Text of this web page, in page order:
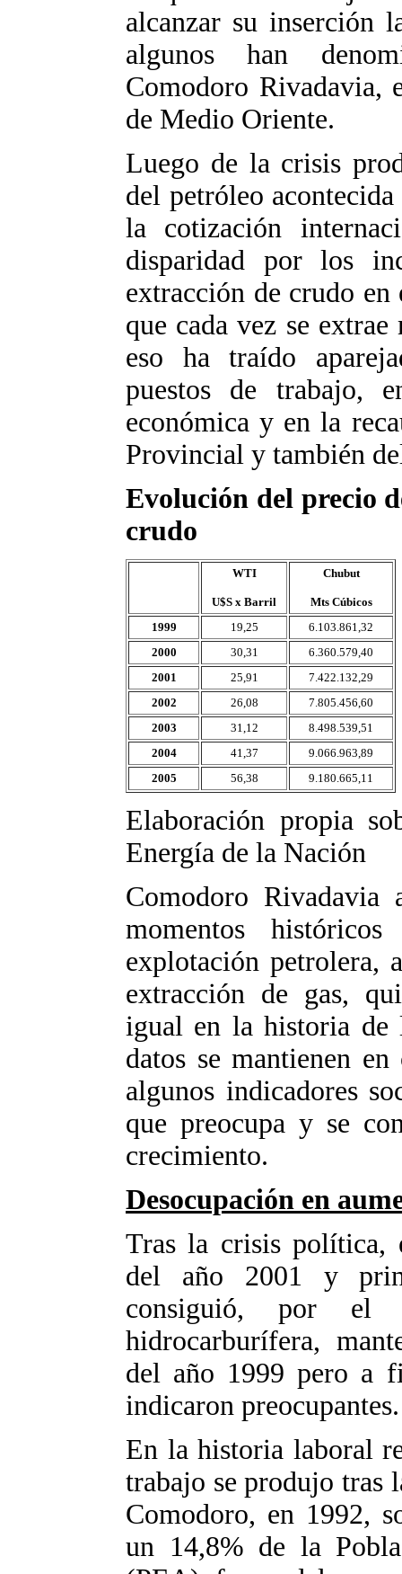
alcanzar su inserción
algunos han
Comodoro Rivadavia,
de Medio Oriente.
Luego de la crisis
del petróleo
la cotización
disparidad por los
extracción de crudo
que cada vez se
eso ha traído
puestos de trabajo,
económica y en la
Provincial y también
Evolución del precio
crudo
WTI
U$S x Barril
Chubut
Mts Cúbicos
1999
19,25
6.103.861,32
2000
30,31
6.360.579,40
2001
25,91
7.422.132,29
2002
26,08
7.805.456,60
2003
31,12
8.498.539,51
2004
41,37
9.066.963,89
2005
56,38 9.180.665,11
Elaboración propia
Energía de la Nación
Comodoro Rivadavia
momentos
explotación petrolera,
extracción de gas,
igual en la historia de
datos se mantienen
algunos indicadores
que preocupa y se
crecimiento.
Desocupación en
Tras la crisis política,
del año 2001 y
consiguió, por el
hidrocarburífera,
del año 1999 pero a
indicaron preocupantes.
En la historia laboral
trabajo se produjo tras
Comodoro, en 1992,
un 14,8% de la